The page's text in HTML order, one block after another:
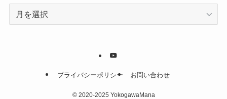
プライバシーポリシー お問い合わせ
©2020-2025 YokogawaMana